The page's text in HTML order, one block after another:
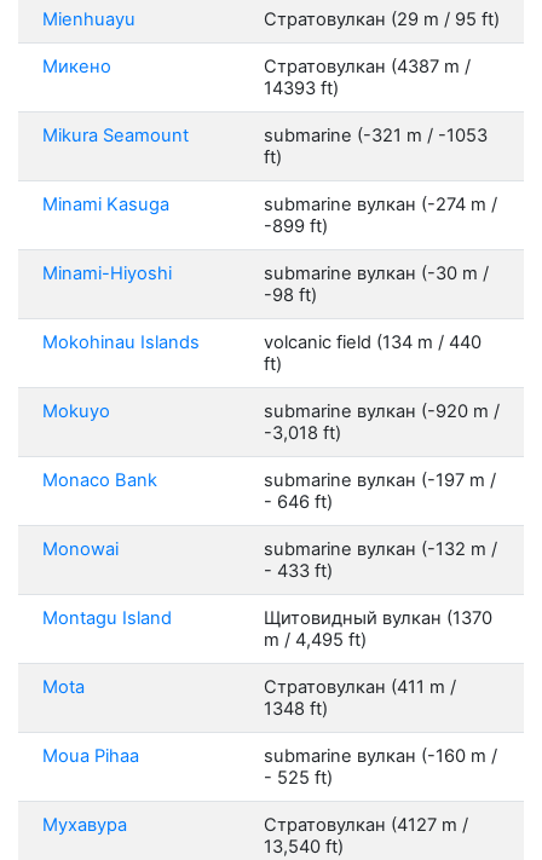
Mienhuayu Стратовулкан (29 m / 95 ft)
Микено
Стратовулкан (4387 m /
14393 ft)
Mikura Seamount
submarine (-321 m / -1053
ft)
Minami Kasuga
submarine вулкан (-274 m /
-899 ft)
Minami-Hiyoshi
submarine вулкан (-30 m /
-98 ft)
Mokohinau Islands
volcanic field (134 m / 440
ft)
Mokuyo
submarine вулкан (-920 m /
-3,018 ft)
Monaco Bank
submarine вулкан (-197 m /
- 646 ft)
Monowai
submarine вулкан (-132 m /
- 433 ft)
Montagu Island
Щитовидный вулкан (1370
m / 4,495 ft)
Mota
Стратовулкан (411 m /
1348 ft)
Moua Pihaa
submarine вулкан (-160 m /
- 525 ft)
Мухавура
Стратовулкан (4127 m /
13,540 ft)